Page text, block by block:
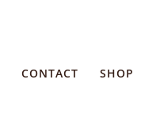
CONTACT SHOP